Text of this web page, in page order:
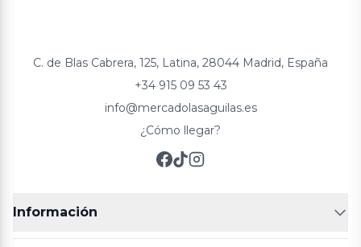
C. de Blas Cabrera, 125, Latina, 28044 Madrid, España
+34 915 09 53 43
info@mercadolasaguilas.es
¿Cómo llegar?
Información
FRUTERÍAS